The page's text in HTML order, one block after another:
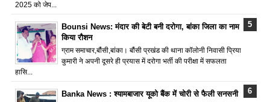
2025 को जेप...
Bounsi News: मंदार की बेटी बनी दरोगा, बांका जिला का नाम
किया रौशन
ग्राम समाचार,बौंसी,बांका। बौंसी प्रखंड की थाना कॉलोनी निवासी प्रिया
कुमारी ने अपनी दूसरे ही प्रयास में दरोगा भर्ती की परीक्षा में सफलता
हासि...
Banka News : श्यामबाजार यूको बैंक में चोरी से फैली सनसनी